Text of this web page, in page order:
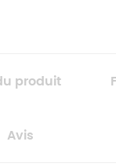
produit
Avis